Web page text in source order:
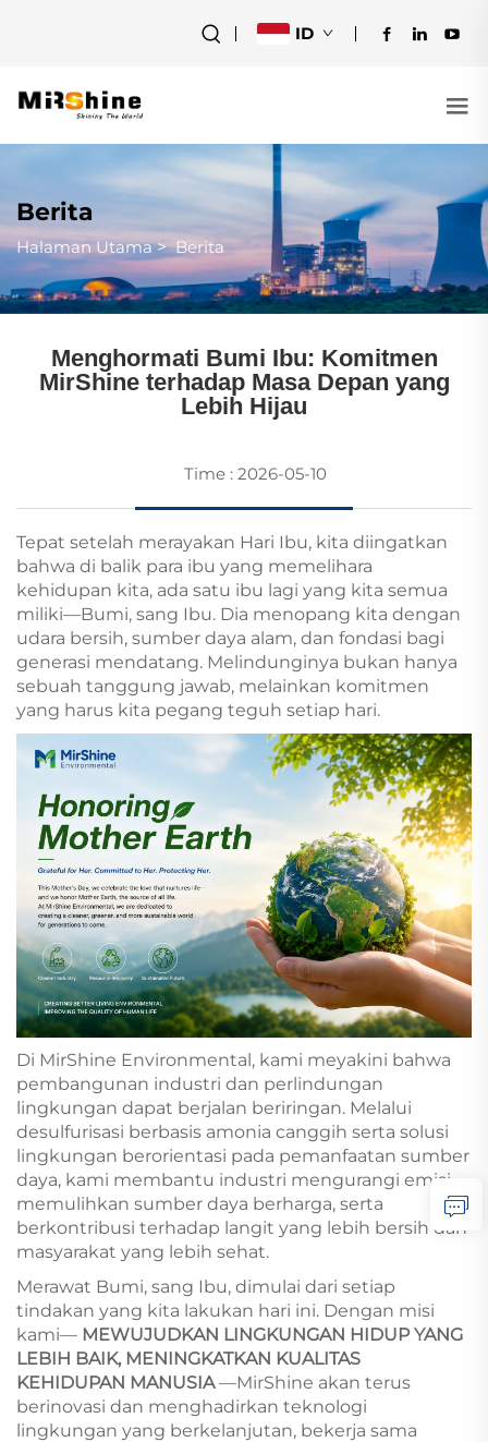
ID
Berita
Halaman Utama>Berita
Menghormati Bumi Ibu: Komitmen
MirShine terhadap Masa Depan yang
Lebih Hijau
Time : 2026-05-10
Tepat setelah merayakan Hari Ibu, kita diingatkan
bahwa di balik para ibu yang memelihara
kehidupan kita, ada satu ibu lagi yang kita semua
miliki—Bumi, sang Ibu. Dia menopang kita dengan
udara bersih, sumber daya alam, dan fondasi bagi
generasi mendatang. Melindunginya bukan hanya
sebuah tanggung jawab, melainkan komitmen
yang harus kita pegang teguh setiap hari.
Di MirShine Environmental, kami meyakini bahwa
pembangunan industri dan perlindungan
lingkungan dapat berjalan beriringan. Melalui
desulfurisasi berbasis amonia canggih serta solusi
lingkungan berorientasi pada pemanfaatan sumber
daya, kami membantu industri mengurangi emisi,
memulihkan sumber daya berharga, serta
berkontribusi terhadap langit yang lebih bersih dan
masyarakat yang lebih sehat.
Merawat Bumi, sang Ibu, dimulai dari setiap
tindakan yang kita lakukan hari ini. Dengan misi
kami— MEWUJUDKAN LINGKUNGAN HIDUP YANG
LEBIH BAIK, MENINGKATKAN KUALITAS
KEHIDUPAN MANUSIA—MirShine akan terus
berinovasi dan menghadirkan teknologi
lingkungan yang berkelanjutan, bekerja sama